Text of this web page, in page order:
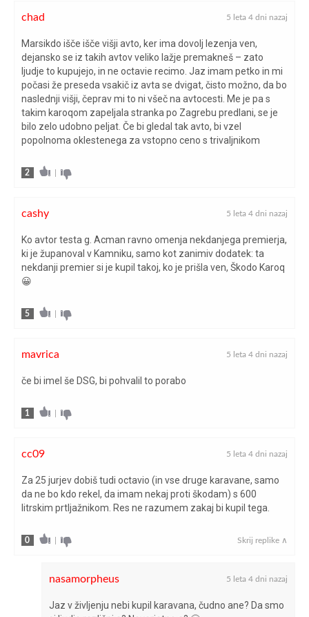
vrtina × gib (mm) 74,5x85,9
zavore spredaj/zadaj kolutne/
chad 5 leta 4 dni nazaj
Marsikdo išče išče višji avto, ker ima dovolj lezenja ven,
dejansko se iz takih avtov veliko lažje premakneš – zato
ljudje to kupujejo, in ne octavie recimo. Jaz imam petko in mi
počasi že preseda vsakič iz avta se dvigat, čisto možno, da bo
naslednji višji, čeprav mi to ni všeč na avtocesti. Me je pa s
takim karoqom zapeljala stranka po Zagrebu predlani, se je
bilo zelo udobno peljat. Če bi gledal tak avto, bi vzel
popolnoma oklestenega za vstopno ceno s trivaljnikom
2
cashy 5 leta 4 dni nazaj
Ko avtor testa g. Acman ravno omenja nekdanjega premierja,
ki je županoval v Kamniku, samo kot zanimiv dodatek: ta
nekdanji premier si je kupil takoj, ko je prišla ven, Škodo Karoq
😀
5
mavrica 5 leta 4 dni nazaj
če bi imel še DSG, bi pohvalil to porabo
1
cc09 5 leta 4 dni nazaj
Za 25 jurjev dobiš tudi octavio (in vse druge karavane, samo
da ne bo kdo rekel, da imam nekaj proti škodam) s 600
litrskim prtljažnikom. Res ne razumem zakaj bi kupil tega.
0 Skrij replike ∧
nasamorpheus 5 leta 4 dni nazaj
Jaz v življenju nebi kupil karavana, čudno ane? Da smo